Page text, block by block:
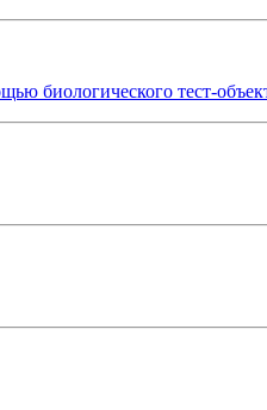
биологического тест-